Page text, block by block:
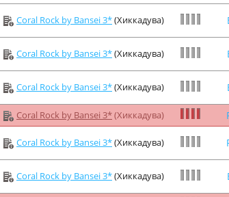
Coral Rock by Bansei 3*(Хиккадува)
Coral Rock by Bansei 3*(Хиккадува)
Coral Rock by Bansei 3*(Хиккадува)
Coral Rock by Bansei 3*(Хиккадува)
Coral Rock by Bansei 3*(Хиккадува)
Coral Rock by Bansei 3*(Хиккадува)